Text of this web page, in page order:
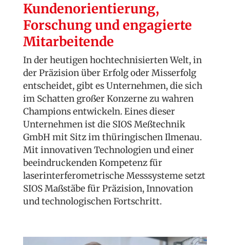
Kundenorientierung,
Forschung und engagierte
Mitarbeitende
In der heutigen hochtechnisierten Welt, in
der Präzision über Erfolg oder Misserfolg
entscheidet, gibt es Unternehmen, die sich
im Schatten großer Konzerne zu wahren
Champions entwickeln. Eines dieser
Unternehmen ist die SIOS Meßtechnik
GmbH mit Sitz im thüringischen Ilmenau.
Mit innovativen Technologien und einer
beeindruckenden Kompetenz für
laserinterferometrische Messsysteme setzt
SIOS Maßstäbe für Präzision, Innovation
und technologischen Fortschritt.